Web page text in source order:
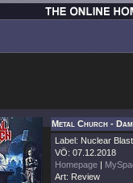
Metal Church -
Label: Nuclear Blast
VÖ: 07.12.2018
Homepage |
Art: Review